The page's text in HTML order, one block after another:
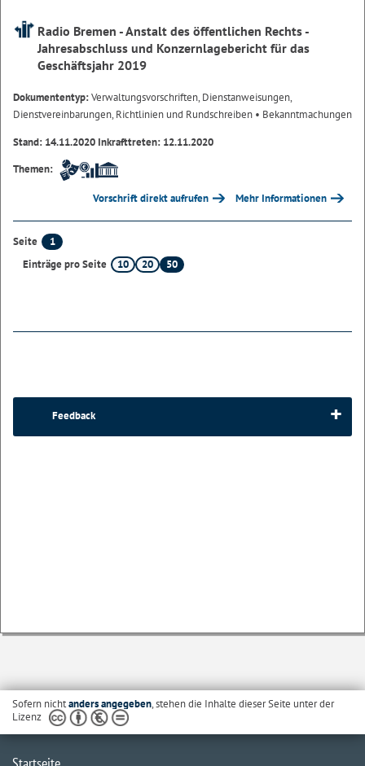
Radio Bremen - Anstalt des öffentlichen Rechts -
Jahresabschluss und Konzernlagebericht für das
Geschäftsjahr 2019
Dokumententyp:Verwaltungsvorschriften, Dienstanweisungen,
Dienstvereinbarungen, Richtlinien und Rundschreiben • Bekanntmachungen
Stand: 14.11.2020 Inkrafttreten: 12.11.2020
Themen:
Vorschrift direkt aufrufen Mehr Informationen
Seite
1
Einträge pro Seite
10 20 50
Feedback
Sofern nichtanders angegeben, stehen die Inhalte dieser Seite unter der
Lizenz